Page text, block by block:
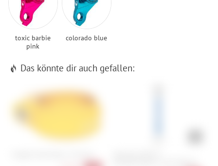
toxic barbie
pink
colorado blue
Das könnte dir auch gefallen: